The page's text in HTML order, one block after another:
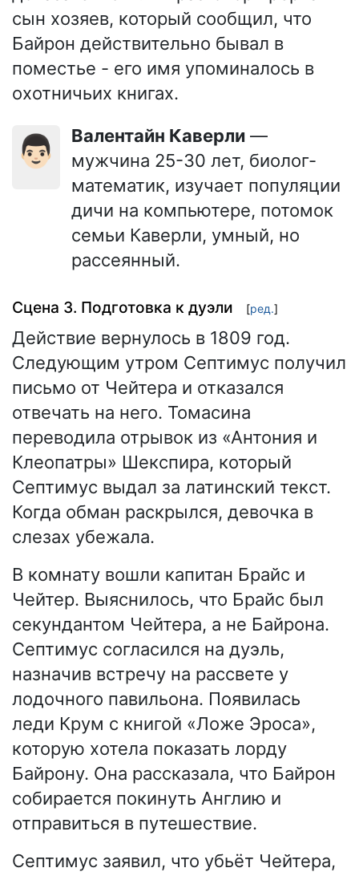
сын хозяев, который сообщил, что
Байрон действительно бывал в
поместье - его имя упоминалось в
охотничьих книгах.
👨🏻 Валентайн Каверли —
мужчина 25-30 лет, биолог-
математик, изучает популяции
дичи на компьютере, потомок
семьи Каверли, умный, но
рассеянный.
Сцена 3. Подготовка к дуэли [ред.]
Действие вернулось в 1809 год.
Следующим утром Септимус получил
письмо от Чейтера и отказался
отвечать на него. Томасина
переводила отрывок из «Антония и
Клеопатры» Шекспира, который
Септимус выдал за латинский текст.
Когда обман раскрылся, девочка в
слезах убежала.
В комнату вошли капитан Брайс и
Чейтер. Выяснилось, что Брайс был
секундантом Чейтера, а не Байрона.
Септимус согласился на дуэль,
назначив встречу на рассвете у
лодочного павильона. Появилась
леди Крум с книгой «Ложе Эроса»,
которую хотела показать лорду
Байрону. Она рассказала, что Байрон
собирается покинуть Англию и
отправиться в путешествие.
Септимус заявил, что убьёт Чейтера,